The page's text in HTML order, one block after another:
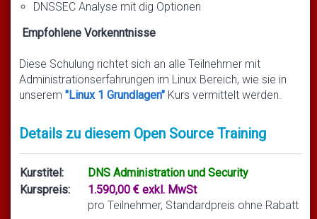
DNSSEC Analyse mit dig Optionen
Empfohlene Vorkenntnisse
Diese Schulung richtet sich an alle Teilnehmer mit
Administrationserfahrungen im Linux Bereich, wie sie in
unserem "Linux 1 Grundlagen" Kurs vermittelt werden.
Details zu diesem Open Source Training
Kurstitel:
DNS Administration und Security
Kurspreis:
1.590,00 € exkl. MwSt
pro Teilnehmer, Standardpreis ohne Rabatt